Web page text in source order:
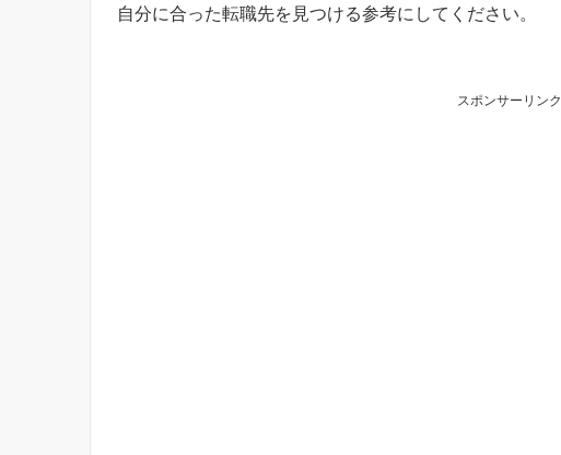
自分に合った転職先を見つける参考にしてください。
スポンサーリンク